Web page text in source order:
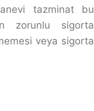
tazminat bu
zorunlu sigorta
veya sigorta